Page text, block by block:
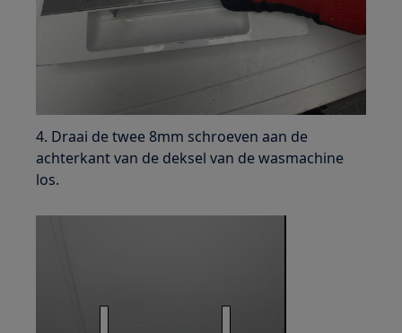
4. Draai de twee 8mm schroeven aan de
achterkant van de deksel van de wasmachine
los.